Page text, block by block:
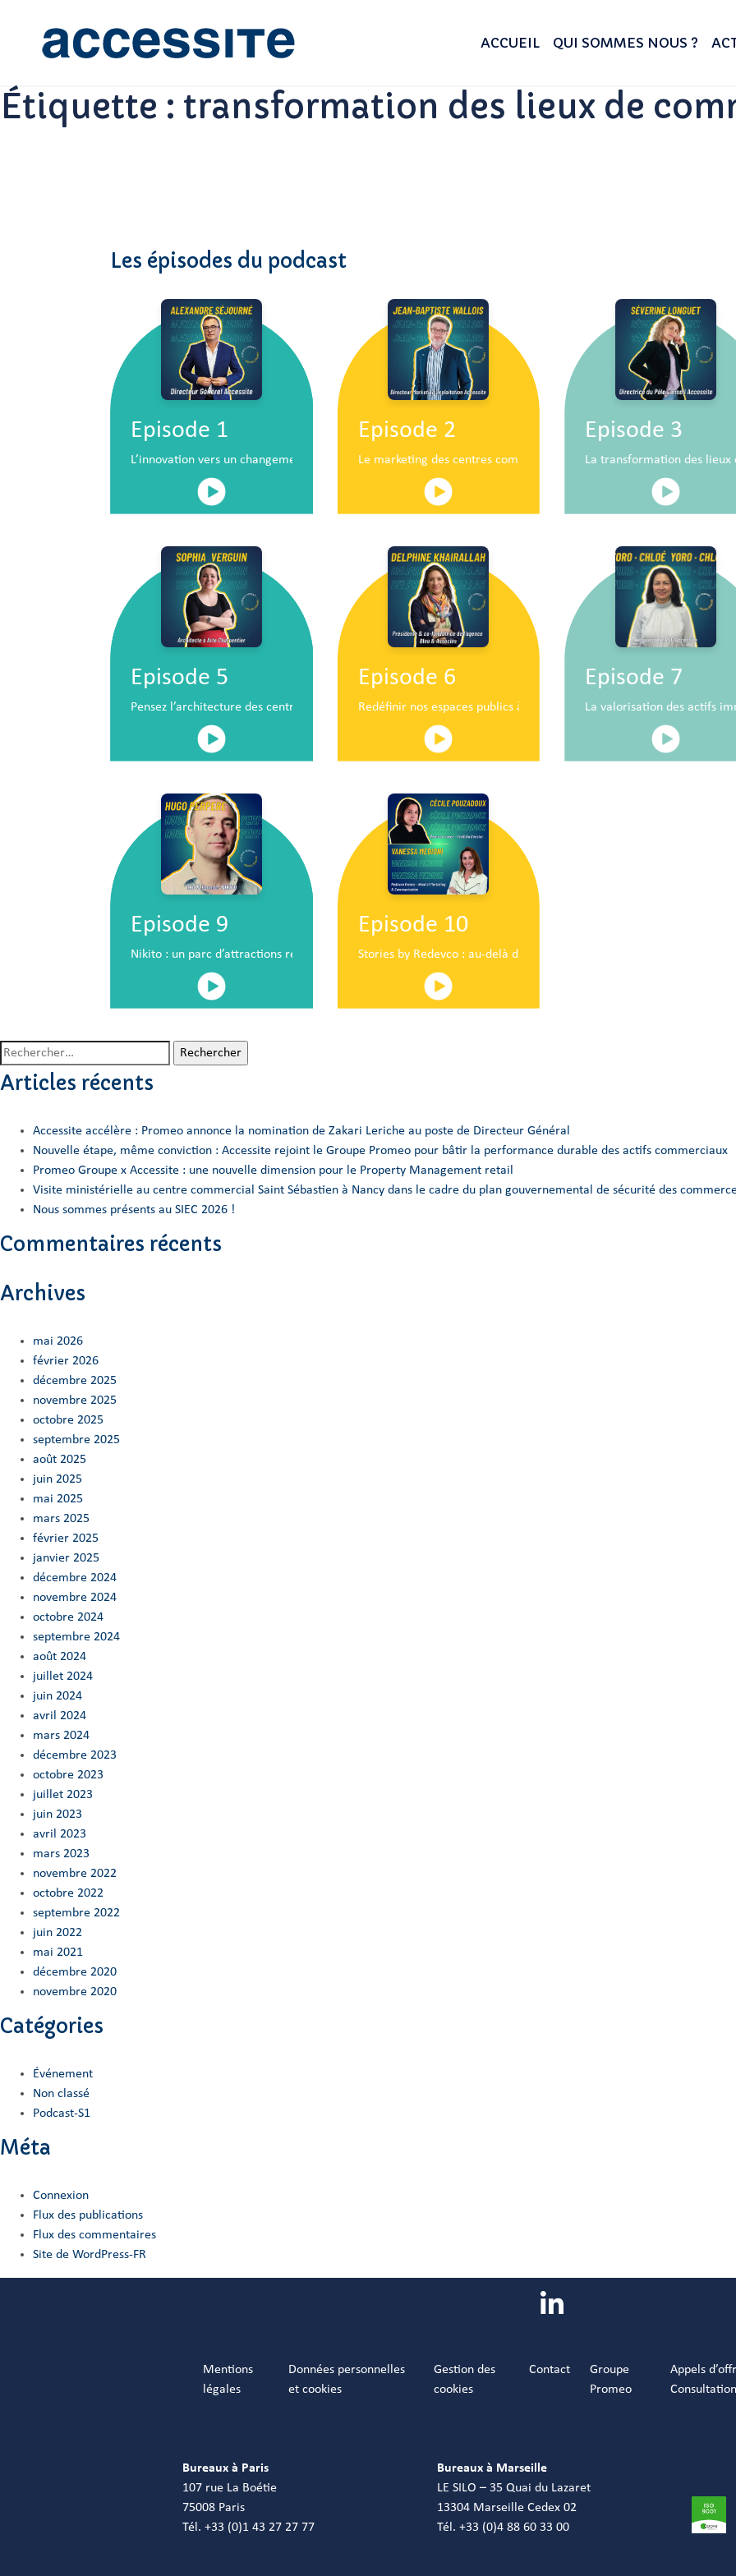
ACCUEIL QUI SOMMES NOUS ?
Étiquette : transformation des lieux de
Les épisodes du podcast
Episode 1
L’innovation vers un changement de situation
Episode 2
Le marketing des centres commerciaux au service du développement
Episode 3
La transformation des lieux
Episode 5
Pensez l’architecture des centres commerciaux de demain
Episode 6
Redéfinir nos espaces publics à hauteur d’enfants
Episode 7
La valorisation des actifs
Episode 9
Nikito : un parc d’attractions révolutionnaire en plein centre commercial centre commercial
Episode 10
Stories by Redevco : au-delà du pop-up traditionnel
Rechercher :
Articles récents
Accessite accélère : Promeo annonce la nomination de Zakari Leriche au poste de Directeur Général
Nouvelle étape, même conviction : Accessite rejoint le Groupe Promeo pour bâtir la performance durable des actifs commerciaux
Promeo Groupe x Accessite : une nouvelle dimension pour le Property Management retail
Visite ministérielle au centre commercial Saint Sébastien à Nancy dans le cadre du plan gouvernemental de sécurité des
Nous sommes présents au SIEC 2026 !
Commentaires récents
Archives
mai 2026
février 2026
décembre 2025
novembre 2025
octobre 2025
septembre 2025
août 2025
juin 2025
mai 2025
mars 2025
février 2025
janvier 2025
décembre 2024
novembre 2024
octobre 2024
septembre 2024
août 2024
juillet 2024
juin 2024
avril 2024
mars 2024
décembre 2023
octobre 2023
juillet 2023
juin 2023
avril 2023
mars 2023
novembre 2022
octobre 2022
septembre 2022
juin 2022
mai 2021
décembre 2020
novembre 2020
Catégories
Événement
Non classé
Podcast-S1
Méta
Connexion
Flux des publications
Flux des commentaires
Site de WordPress-FR
Mentions
légales
Données personnelles
et cookies
Gestion des
cookies
Contact
Groupe
Promeo
Appels
Bureaux à Paris
107 rue La Boétie
75008 Paris
Tél. +33 (0)1 43 27 27 77
Bureaux à Marseille
LE SILO – 35 Quai du Lazaret
13304 Marseille Cedex 02
Tél. +33 (0)4 88 60 33 00